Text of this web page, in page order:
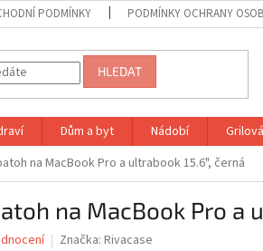
PODMÍNKY PODMÍNKY OCHRANY
HLEDAT
Dům a byt Nádobí
na MacBook Pro a ultrabook 15.6", černá
na MacBook Pro a
Značka: Rivacase